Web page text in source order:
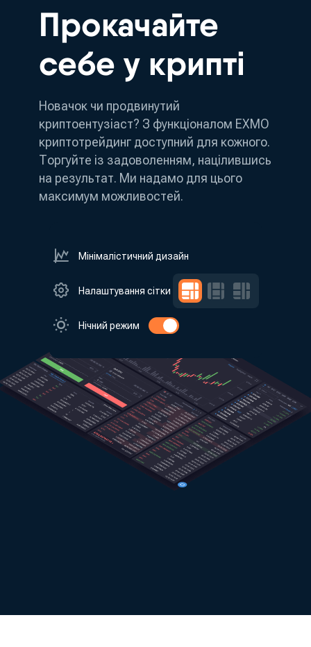
Прокачайте
себе у крипті
Новачок чи продвинутий
криптоентузіаст? З функціоналом EXMO
криптотрейдинг доступний для кожного.
Торгуйте із задоволенням, націлившись
на результат. Ми надамо для цього
максимум можливостей.
Мінімалістичний дизайн
Налаштування сітки
Нічний режим